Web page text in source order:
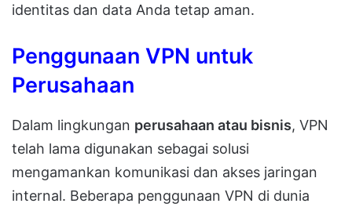
identitas dan data Anda tetap aman.
Penggunaan VPN untuk
Perusahaan
Dalam lingkungan perusahaan atau bisnis, VPN
telah lama digunakan sebagai solusi
mengamankan komunikasi dan akses jaringan
internal. Beberapa penggunaan VPN di dunia